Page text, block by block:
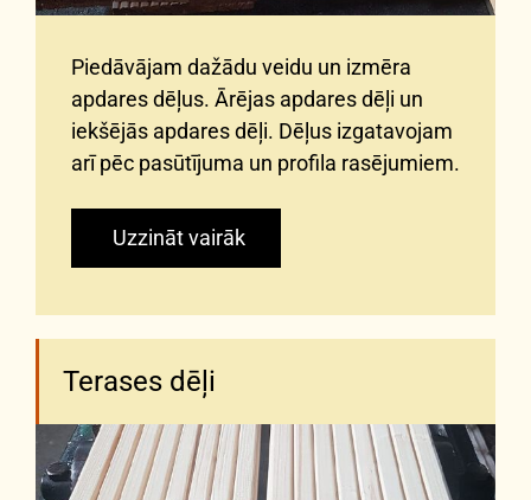
Piedāvājam dažādu veidu un izmēra
apdares dēļus. Ārējas apdares dēļi un
iekšējās apdares dēļi. Dēļus izgatavojam
arī pēc pasūtījuma un profila rasējumiem.
Uzzināt vairāk
Terases dēļi